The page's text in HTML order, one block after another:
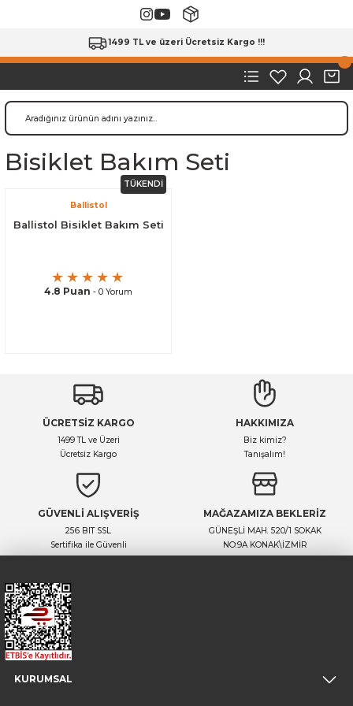
1499 TL ve üzeri Ücretsiz Kargo !!!
Bisiklet Bakım Seti
TÜKENDİ
Ballistol
Ballistol Bisiklet Bakım Seti
4.8 Puan - 0 Yorum
ÜCRETSİZ KARGO
1499 TL ve Üzeri
Ücretsiz Kargo
HAKKIMIZA
Biz kimiz?
Tanışalım!
GÜVENLİ ALIŞVERİŞ
256 BIT SSL
Sertifika ile Güvenli
MAĞAZAMIZA BEKLERİZ
GÜNEŞLİ MAH. 520/1 SOKAK
NO:9A KONAK\İZMİR
KURUMSAL